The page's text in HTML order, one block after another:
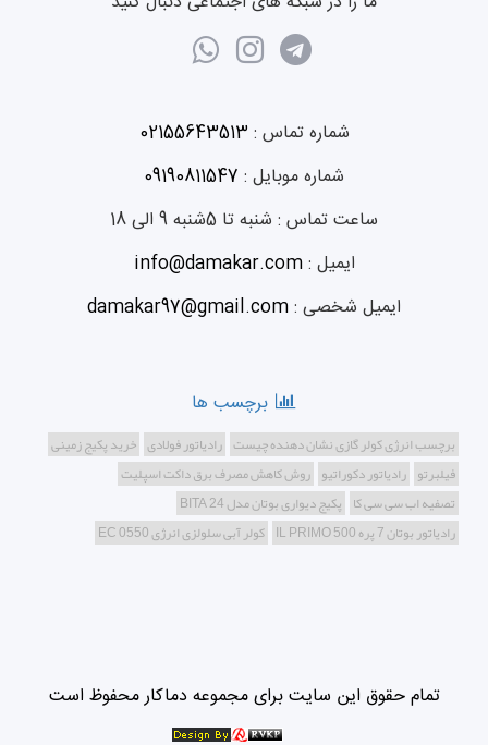
شماره تماس : 02155643513
شماره موبایل : 09190811547
ساعت تماس : شنبه تا 5شنبه 9 الی 18
ایمیل :info@damakar.com
ایمیل شخصی : damakar97@gmail.com
برچسب ها
برچسب انرژی کولر گازی نشان دهنده چیست رادیاتور فولادی خرید پکیج زمینی
فیلبرتو رادیاتور دکوراتیو روش کاهش مصرف برق داکت اسپلیت
تصفیه اب سی سی کا پکیج دیواری بوتان مدل BITA 24
رادیاتور بوتان 7 پره IL PRIMO 500
کولر آبی سلولزی انرژی EC 0550
تمام حقوق این سایت برای مجموعه دماکار محفوظ است